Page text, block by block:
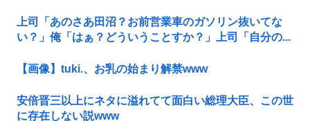
上司「あのさあ田沼？お前営業車のガソリン抜いてな
い？」俺「はぁ？どういうことすか？」上司「自分の...
【画像】tuki.、お乳の始まり解禁www
安倍晋三以上にネタに溢れてて面白い総理大臣、この世
に存在しない説www